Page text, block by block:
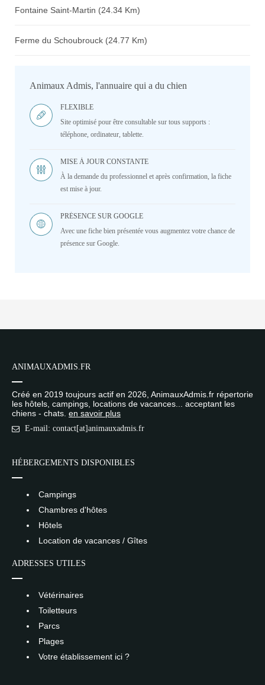
Fontaine Saint-Martin (24.34 Km)
Ferme du Schoubrouck (24.77 Km)
Animaux Admis, l'annuaire qui a du chien
FLEXIBLE
Site optimisé pour être consultable sur tous supports :
téléphone, ordinateur, tablette.
MISE À JOUR CONSTANTE
À la demande du professionnel et après confirmation, la fiche
est mise à jour.
PRÉSENCE SUR GOOGLE
Avec une fiche bien présentée vous augmentez votre chance de
présence sur Google.
ANIMAUXADMIS.FR
Créé en 2019 toujours actif en 2026, AnimauxAdmis.fr répertorie
les hôtels, campings, locations de vacances... acceptant les
chiens - chats. en savoir plus
E-mail: contact[at]animauxadmis.fr
HÉBERGEMENTS DISPONIBLES
Campings
Chambres d'hôtes
Hôtels
Location de vacances / Gîtes
ADRESSES UTILES
Vétérinaires
Toiletteurs
Parcs
Plages
Votre établissement ici ?